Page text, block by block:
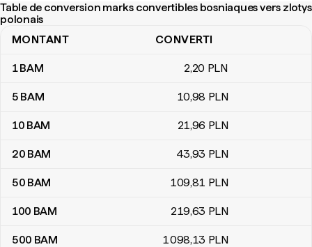
Table de conversion marks convertibles bosniaques vers zlotys
polonais
Table de conversion marks convertibles bosniaques vers zlotys
MONTANT CONVERTI
1BAM 2,20 PLN
5 BAM 10,98 PLN
10 BAM 21,96 PLN
20 BAM 43,93 PLN
50 BAM 109,81 PLN
100 BAM 219,63 PLN
500 BAM 1 098,13 PLN